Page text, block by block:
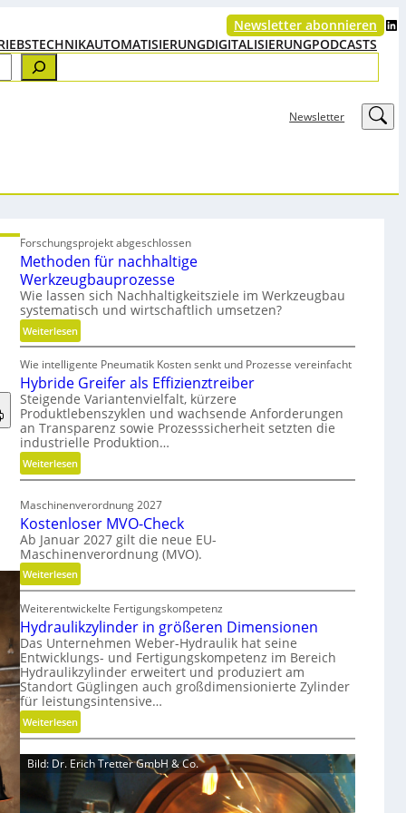
Newsletter abonnieren LinkedIn
AUTOMATISIERUNGDIGITALISIERUNGPODCASTS
Newsletter LinkedIn
Forschungsprojekt abgeschlossen
Methoden für nachhaltige
Werkzeugbauprozesse
Wie lassen sich Nachhaltigkeitsziele im Werkzeugbau
systematisch und wirtschaftlich umsetzen?
Weiterlesen:
M
e
t
h
o
d
e
n
f
ü
r
n
a
h
h
a
l
t
i
g
e
W
e
r
k
Wie intelligente Pneumatik Kosten senkt und Prozesse vereinfacht
Hybride Greifer als Effizienztreiber
Steigende Variantenvielfalt, kürzere
Produktlebenszyklen und wachsende Anforderungen
an Transparenz sowie Prozesssicherheit setzten die
industrielle Produktion…
Weiterlesen:
H
r
d
e
e
i
f
e
r
a
l
s
E
Maschinenverordnung 2027
Kostenloser MVO-Check
Ab Januar 2027 gilt die neue EU-
Maschinenverordnung (MVO).
Weiterlesen:
K
o
s
t
e
n
l
o
s
r
M
V
Weiterentwickelte Fertigungskompetenz
Hydraulikzylinder in größeren Dimensionen
Das Unternehmen Weber-Hydraulik hat seine
Entwicklungs- und Fertigungskompetenz im Bereich
Hydraulikzylinder erweitert und produziert am
Standort Güglingen auch großdimensionierte Zylinder
für leistungsintensive…
Weiterlesen:
H
y
d
a
Bild: Dr. Erich Tretter GmbH & Co.